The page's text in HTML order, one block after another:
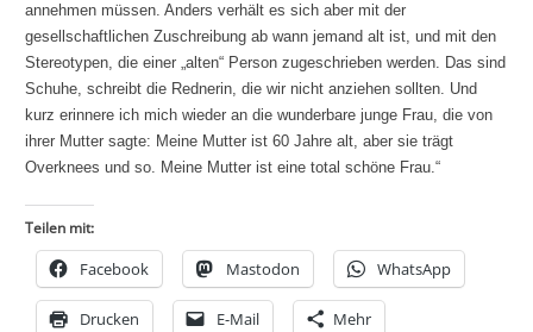
annehmen müssen. Anders verhält es sich aber mit der
gesellschaftlichen Zuschreibung ab wann jemand alt ist, und mit den
Stereotypen, die einer „alten“ Person zugeschrieben werden. Das sind
Schuhe, schreibt die Rednerin, die wir nicht anziehen sollten. Und
kurz erinnere ich mich wieder an die wunderbare junge Frau, die von
ihrer Mutter sagte: Meine Mutter ist 60 Jahre alt, aber sie trägt
Overknees und so. Meine Mutter ist eine total schöne Frau.“
Teilen mit:
Facebook Mastodon WhatsApp
Drucken E-Mail Mehr